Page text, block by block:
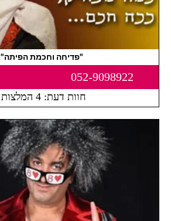
"פדיחה וחכמת הפיתה"
052-9098922
חוות דעת: 4 המלצות.